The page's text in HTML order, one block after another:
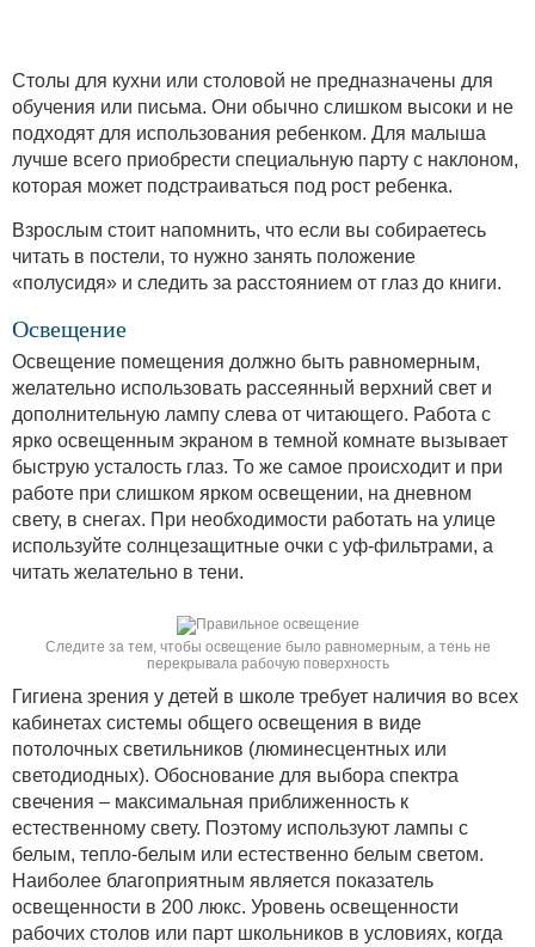
Столы для кухни или столовой не предназначены для
обучения или письма. Они обычно слишком высоки и не
подходят для использования ребенком. Для малыша
лучше всего приобрести специальную парту с наклоном,
которая может подстраиваться под рост ребенка.
Взрослым стоит напомнить, что если вы собираетесь
читать в постели, то нужно занять положение
«полусидя» и следить за расстоянием от глаз до книги.
Освещение
Освещение помещения должно быть равномерным,
желательно использовать рассеянный верхний свет и
дополнительную лампу слева от читающего. Работа с
ярко освещенным экраном в темной комнате вызывает
быструю усталость глаз. То же самое происходит и при
работе при слишком ярком освещении, на дневном
свету, в снегах. При необходимости работать на улице
используйте солнцезащитные очки с уф-фильтрами, а
читать желательно в тени.
Следите за тем, чтобы освещение было равномерным, а тень не
перекрывала рабочую поверхность
Гигиена зрения у детей в школе требует наличия во всех
кабинетах системы общего освещения в виде
потолочных светильников (люминесцентных или
светодиодных). Обоснование для выбора спектра
свечения – максимальная приближенность к
естественному свету. Поэтому используют лампы с
белым, тепло-белым или естественно белым светом.
Наиболее благоприятным является показатель
освещенности в 200 люкс. Уровень освещенности
рабочих столов или парт школьников в условиях, когда